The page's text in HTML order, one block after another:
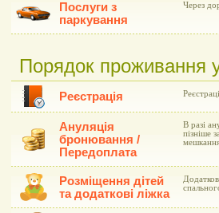
Послуги з
паркування
Через
Порядок проживання
Реєстрація
Ануляція
бронювання /
Передоплата
В разі
пізніше
Розміщення дітей
та додаткові ліжка